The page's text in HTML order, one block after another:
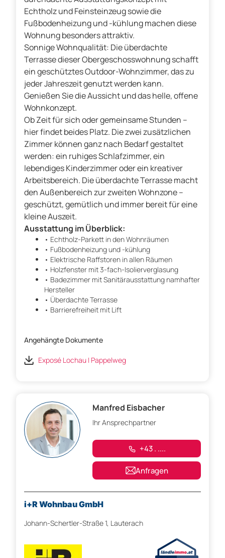
Echtholz und Feinsteinzeug sowie die
Fußbodenheizung und -kühlung machen diese
Wohnung besonders attraktiv.
Sonnige Wohnqualität: Die überdachte
Terrasse dieser Obergeschosswohnung schafft
ein geschütztes Outdoor-Wohnzimmer, das zu
jeder Jahreszeit genutzt werden kann.
Genießen Sie die Aussicht und das helle, offene
Wohnkonzept.
Ob Zeit für sich oder gemeinsame Stunden –
hier findet beides Platz. Die zwei zusätzlichen
Zimmer können ganz nach Bedarf gestaltet
werden: ein ruhiges Schlafzimmer, ein
lebendiges Kinderzimmer oder ein kreativer
Arbeitsbereich. Die überdachte Terrasse macht
den Außenbereich zur zweiten Wohnzone –
geschützt, gemütlich und immer bereit für eine
kleine Auszeit.
Ausstattung im Überblick:
• Echtholz-Parkett in den Wohnräumen
• Fußbodenheizung und -kühlung
• Elektrische Raffstoren in allen Räumen
• Holzfenster mit 3-fach-Isolierverglasung
• Badezimmer mit Sanitärausstattung namhafter
Hersteller
• Überdachte Terrasse
• Barrierefreiheit mit Lift
Angehängte Dokumente
Exposé Lochau | Pappelweg
Manfred Eisbacher
Ihr Ansprechpartner
+43 . ....
Anfragen
i+R Wohnbau GmbH
Johann-Schertler-Straße 1, Lauterach